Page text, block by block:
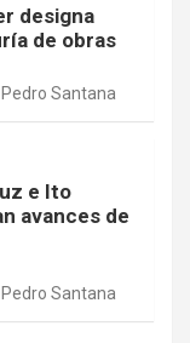
designa
de obras
Pedro Santana
e Ito
avances de
Pedro Santana